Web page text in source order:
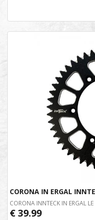
CORONA IN ERGAL
CORONA INNTECK IN ERGAL
€ 39.99